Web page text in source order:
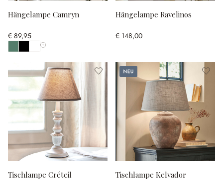
Hängelampe Camryn
€ 89,95
Alle Farben anzeigen
Hängelampe Ravelinos
€ 148,00
Tischlampe Créteil
Neu
Tischlampe Kelvador